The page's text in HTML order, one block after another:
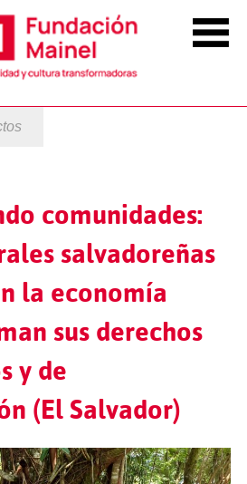
comunidades:
salvadoreñas
la economía
sus derechos
y de
(El Salvador)